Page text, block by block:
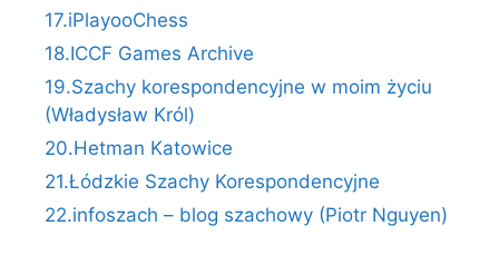
17.iPlayooChess
18.ICCF Games Archive
19.Szachy korespondencyjne w moim życiu
(Władysław Król)
20.Hetman Katowice
21.Łódzkie Szachy Korespondencyjne
22.infoszach – blog szachowy (Piotr Nguyen)